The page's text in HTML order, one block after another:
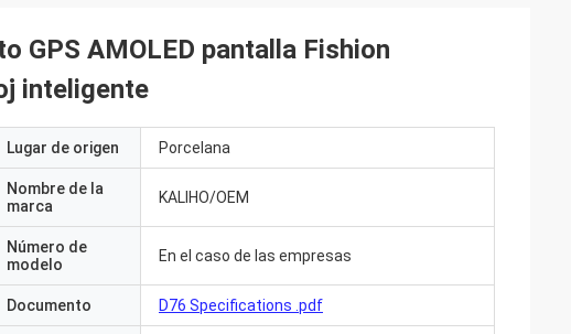
GPS AMOLED pantalla Fishion
inteligente
Lugar de origen Porcelana
Nombre de la
marca
KALIHO/OEM
Número de
modelo
En el caso de las empresas
Documento D76 Specifications .pdf